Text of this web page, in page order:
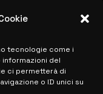
tecnologie come i
del
ci permetterà di
o ID unici su